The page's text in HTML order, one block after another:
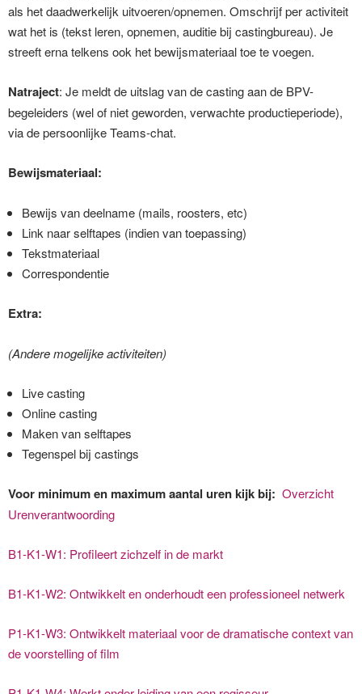
als het daadwerkelijk uitvoeren/opnemen. Omschrijf per activiteit
wat het is (tekst leren, opnemen, auditie bij castingbureau). Je
streeft erna telkens ook het bewijsmateriaal toe te voegen.
Natraject: Je meldt de uitslag van de casting aan de BPV-
begeleiders (wel of niet geworden, verwachte productieperiode),
via de persoonlijke Teams-chat.
Bewijsmateriaal:
Bewijs van deelname (mails, roosters, etc)
Link naar selftapes (indien van toepassing)
Tekstmateriaal
Correspondentie
Extra:
(Andere mogelijke activiteiten)
Live casting
Online casting
Maken van selftapes
Tegenspel bij castings
Voor minimum en maximum aantal uren kijk bij: Overzicht
Urenverantwoording
B1-K1-W1: Profileert zichzelf in de markt
B1-K1-W2: Ontwikkelt en onderhoudt een professioneel netwerk
P1-K1-W3: Ontwikkelt materiaal voor de dramatische context van
de voorstelling of film